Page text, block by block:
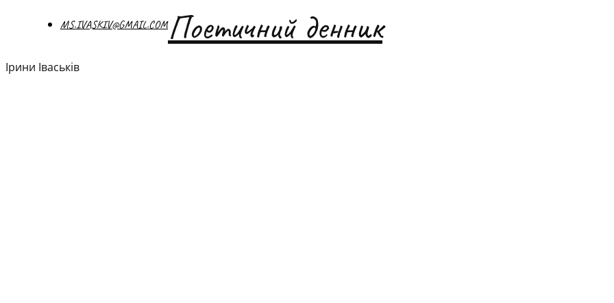
MS.IVASKIV@GMAIL.COMПоетичний денник
Ірини Іваськів